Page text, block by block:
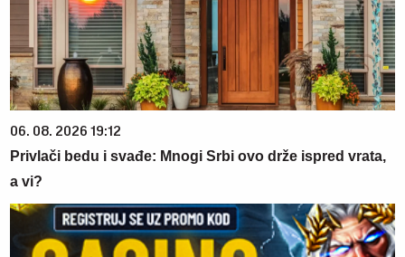
06. 08. 2026 19:12
Privlači bedu i svađe: Mnogi Srbi ovo drže ispred vrata,
a vi?